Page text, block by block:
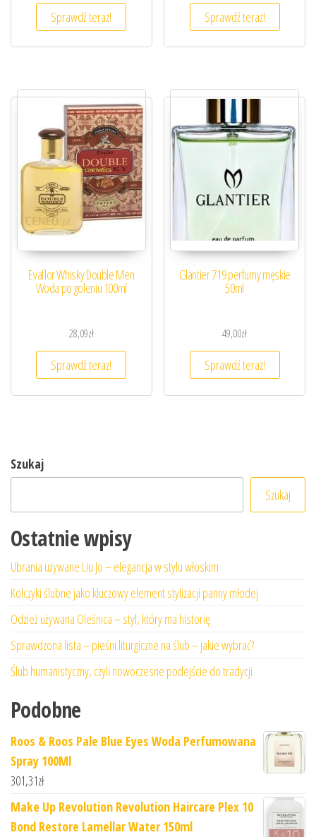
Sprawdź teraz! Sprawdź teraz!
Evaflor Whisky Double Men
Woda po goleniu 100ml
28,09zł
Sprawdź teraz!
Glantier 719 perfumy męskie
50ml
49,00zł
Sprawdź teraz!
Szukaj
Szukaj
Ostatnie wpisy
Ubrania używane Liu Jo – elegancja w stylu włoskim
Kolczyki ślubne jako kluczowy element stylizacji panny młodej
Odzież używana Oleśnica – styl, który ma historię
Sprawdzona lista – pieśni liturgiczne na ślub – jakie wybrać?
Ślub humanistyczny, czyli nowoczesne podejście do tradycji
Podobne
Roos & Roos Pale Blue Eyes Woda Perfumowana
Spray 100Ml
301,31zł
Make Up Revolution Revolution Haircare Plex 10
Bond Restore Lamellar Water 150ml